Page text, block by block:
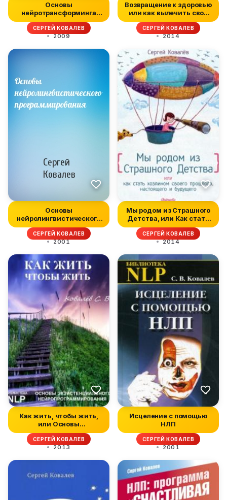
Основы
нейротрансформинга
или психотехнологии
упра...
СЕРГЕЙ КОВАЛЕВ
2009
Возвращение к здоровью
или как вылечить свое
тело...
СЕРГЕЙ КОВАЛЕВ
2014
Основы
нейролингвистического
программирования
СЕРГЕЙ КОВАЛЕВ
2001
Мы родом из Страшного
Детства, или Как стать
хозяи...
СЕРГЕЙ КОВАЛЕВ
2014
Как жить, чтобы жить,
или Основы
экзистенциального...
СЕРГЕЙ КОВАЛЕВ
2013
Исцеление с помощью
НЛП
СЕРГЕЙ КОВАЛЕВ
2001